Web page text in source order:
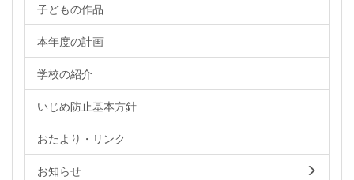
子どもの作品
本年度の計画
学校の紹介
いじめ防止基本方針
おたより・リンク
お知らせ